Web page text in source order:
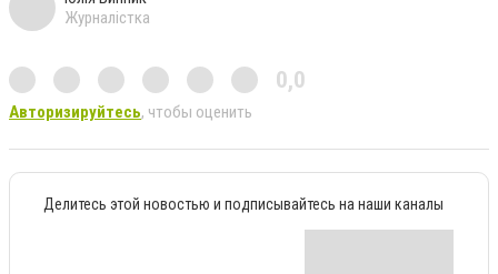
Журналістка
0,0
Авторизируйтесь, чтобы оценить
Делитесь этой новостью и подписывайтесь на наши каналы